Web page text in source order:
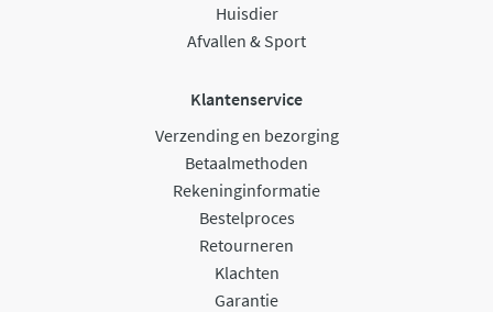
Huisdier
Afvallen & Sport
Klantenservice
Verzending en bezorging
Betaalmethoden
Rekeninginformatie
Bestelproces
Retourneren
Klachten
Garantie